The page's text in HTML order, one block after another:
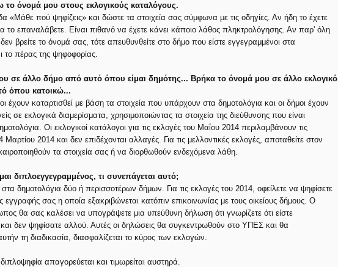
όνομά μου στους εκλογικούς καταλόγους.
«Μάθε πού ψηφίζεις» και δώστε τα στοιχεία σας σύμφωνα με τις οδηγίες. Αν ήδη το έχετε
το επαναλάβετε. Είναι πιθανό να έχετε κάνει κάποιο λάθος πληκτρολόγησης. Αν παρ' όλη
βρείτε το όνομά σας, τότε απευθυνθείτε στο δήμο που είστε εγγεγραμμένοι στα
το πέρας της ψηφοφορίας.
σε άλλο δήμο από αυτό όπου είμαι δημότης... Βρήκα το όνομά μου σε άλλο εκλογικό
όπου κατοικώ...
έχουν καταρτισθεί με βάση τα στοιχεία που υπάρχουν στα δημοτολόγια και οι δήμοι έχουν
σε εκλογικά διαμερίσματα, χρησιμοποιώντας τα στοιχεία της διεύθυνσης που είναι
Οι εκλογικοί κατάλογοι για τις εκλογές του Μαΐου 2014 περιλαμβάνουν τις
Μαρτίου 2014 και δεν επιδέχονται αλλαγές. Για τις μελλοντικές εκλογές, αποταθείτε στον
τα στοιχεία σας ή να διορθωθούν ενδεχόμενα λάθη.
διπλοεγγεγραμμένος, τι συνεπάγεται αυτό;
δημοτολόγια δύο ή περισσοτέρων δήμων. Για τις εκλογές του 2014, οφείλετε να ψηφίσετε
εγγραφής σας η οποία εξακριβώνεται κατόπιν επικοινωνίας με τους οικείους δήμους. Ο
θα σας καλέσει να υπογράψετε μια υπεύθυνη δήλωση ότι γνωρίζετε ότι είστε
δεν ψηφίσατε αλλού. Αυτές οι δηλώσεις θα συγκεντρωθούν στο ΥΠΕΣ και θα
τη διαδικασία, διασφαλίζεται το κύρος των εκλογών.
απαγορεύεται και τιμωρείται αυστηρά.